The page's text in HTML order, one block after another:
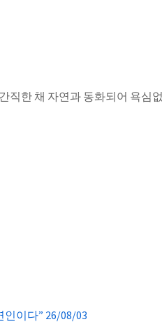
직한 채 자연과 동화되어 욕심
인이다” 26/08/03